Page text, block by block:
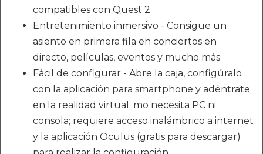
compatibles con Quest 2
Entretenimiento inmersivo - Consigue un
asiento en primera fila en conciertos en
directo, películas, eventos y mucho más
Fácil de configurar - Abre la caja, configúralo
con la aplicación para smartphone y adéntrate
en la realidad virtual; mo necesita PC ni
consola; requiere acceso inalámbrico a internet
y la aplicación Oculus (gratis para descargar)